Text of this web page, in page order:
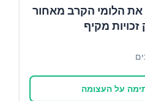
הלומי הקרב מאחור
מקיף
על העצומה